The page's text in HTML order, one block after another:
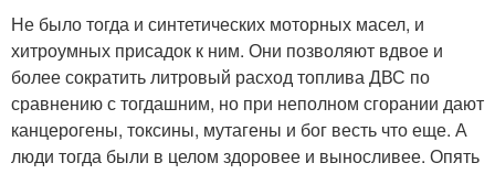
Не было тогда и синтетических моторных масел, и
хитроумных присадок к ним. Они позволяют вдвое и
более сократить литровый расход топлива ДВС по
сравнению с тогдашним, но при неполном сгорании дают
канцерогены, токсины, мутагены и бог весть что еще. А
люди тогда были в целом здоровее и выносливее. Опять